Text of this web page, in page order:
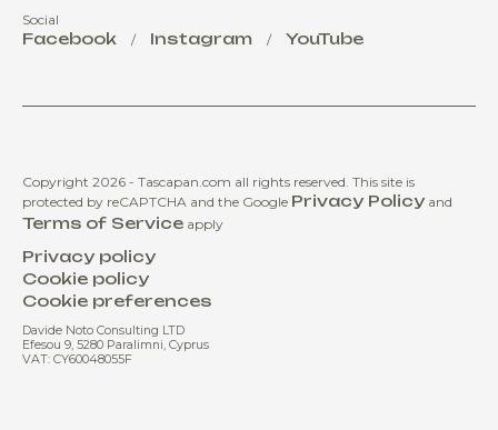
Social
Facebook / Instagram / YouTube
Copyright 2026 - Tascapan.com all rights reserved. This site is
protected by reCAPTCHA and the Google Privacy Policy and
Terms of Service apply
Privacy policy
Cookie policy
Cookie preferences
Davide Noto Consulting LTD
Efesou 9, 5280 Paralimni, Cyprus
VAT: CY60048055F